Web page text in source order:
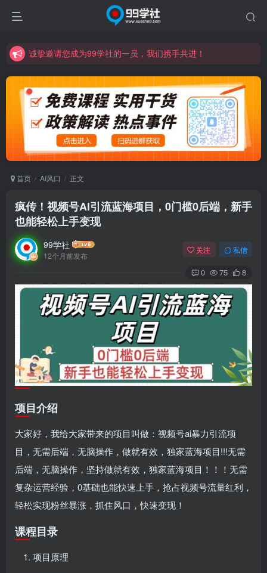
诚挚邀请您成为99学社的一员，我们携手共进！
诚挚邀请您成为99学社的一员，我们携手共进！
学习路上不孤独，99学社与你同行！分享全网优质VIP资源，炒股教程、创业教程、网络营销教程、自媒体短视频教程等，长期更新各大精品创业项目！
首页 AI风口 正文
疯传！视频号AI引流蓝海项目，0门槛0后端，新手
也能轻松上手变现
99学社
12个月前发布
关注 私信
0 75 8
项目介绍
大家好，我给大家带来的项目叫做：视频号ai暴力引流项
目，无需后端，无脑操作，做就有效，独家蓝海项目!!!无需
后端，无脑操作，坚持做就有效，独家蓝海项目！！！无需
复杂运营经验，0基础也能快速上手，抢占视频号流量红利，
轻松实现粉丝暴涨，抓住风口，快速变现！
课程目录
项目原理